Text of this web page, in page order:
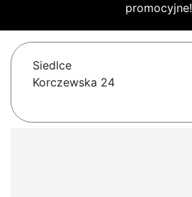
promocyjne!
Siedlce
Korczewska 24